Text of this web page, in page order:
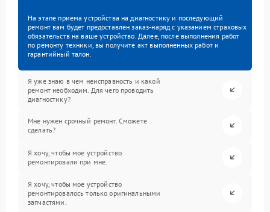
На этапе приема устройства на диагностику и последующий
ремонт вам будет предоставлен заказ-наряд с указанием страховых
обязательств на ваше устройство. Далее, после выполнения работ
по ремонту техники, вы получите акт выполненных работ и
гарантийный талон.
Я уже знаю в чем неисправность и какой
ремонт необходим. Для чего проводить
диагностику?
Мне нужен срочный ремонт. Сможете
сделать?
Я хочу, чтобы мое устройство
ремонтировали при мне.
Я хочу, чтобы мое устройство
ремонтировалось только оригинальными
запчастями.